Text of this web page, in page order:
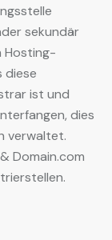
sekundär
Hosting-
diese
ist und
dies
verwaltet.
Domain.com